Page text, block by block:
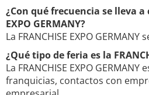
¿Con qué frecuencia se lleva a
EXPO GERMANY?
La FRANCHISE EXPO
¿Qué tipo de feria es la
La FRANCHISE EXPO GERMANY
franquicias, contactos con